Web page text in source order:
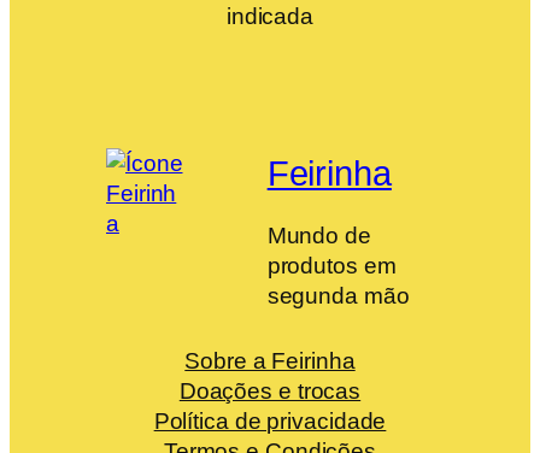
indicada
Feirinha
Mundo de
produtos em
segunda mão
Sobre a Feirinha
Doações e trocas
Política de privacidade